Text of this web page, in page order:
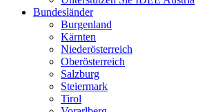
Bundesländer
Burgenland
Kärnten
Niederösterreich
Oberösterreich
Salzburg
Steiermark
Tirol